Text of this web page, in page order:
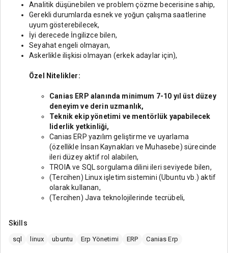
Analitik düşünebilen ve problem çözme becerisine sahip,
Gerekli durumlarda esnek ve yoğun çalışma saatlerine
uyum gösterebilecek,
İyi derecede İngilizce bilen,
Seyahat engeli olmayan,
Askerlikle ilişkisi olmayan (erkek adaylar için),
Özel Nitelikler:
Canias ERP alanında minimum 7-10 yıl üst düzey
deneyim ve derin uzmanlık,
Teknik ekip yönetimi ve mentörlük yapabilecek
liderlik yetkinliği,
Canias ERP yazılım geliştirme ve uyarlama
(özellikle İnsan Kaynakları ve Muhasebe) sürecinde
ileri düzey aktif rol alabilen,
TROIA ve SQL sorgulama dilini ileri seviyede bilen,
(Tercihen) Linux işletim sistemini (Ubuntu vb.) aktif
olarak kullanan,
(Tercihen) Java teknolojilerinde tecrübeli,
Skills
sql linux ubuntu Erp Yönetimi ERP Canias Erp